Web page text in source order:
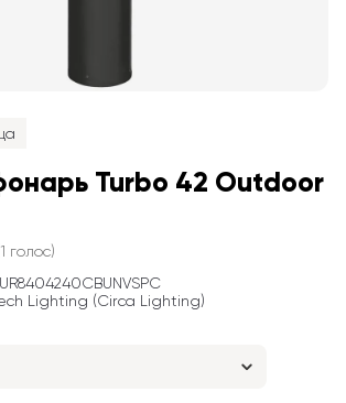
Turbo 42 Outdoor
1 голос)
Lighting (Circa Lighting)